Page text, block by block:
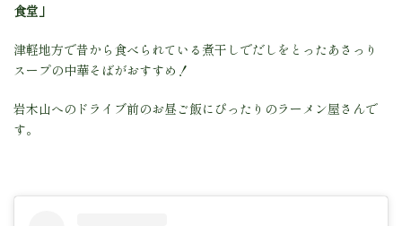
食堂」
津軽地方で昔から食べられている煮干しでだしをとったあさっり
スープの中華そばがおすすめ！
岩木山へのドライブ前のお昼ご飯にぴったりのラーメン屋さんで
す。